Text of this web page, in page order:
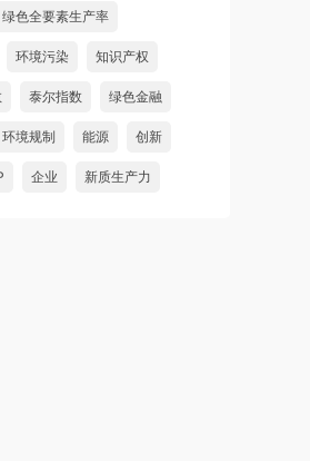
绿色全要素生产率
环境污染 知识产权
泰尔指数 绿色金融
环境规制 能源 创新
企业 新质生产力